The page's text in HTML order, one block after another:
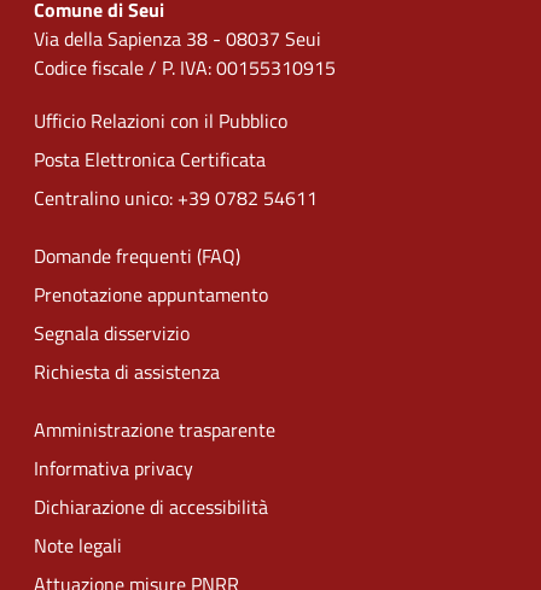
Comune di Seui
Via della Sapienza 38 - 08037 Seui
Codice fiscale / P. IVA: 00155310915
Ufficio Relazioni con il Pubblico
Posta Elettronica Certificata
Centralino unico: +39 0782 54611
Domande frequenti (FAQ)
Prenotazione appuntamento
Segnala disservizio
Richiesta di assistenza
Amministrazione trasparente
Informativa privacy
Dichiarazione di accessibilità
Note legali